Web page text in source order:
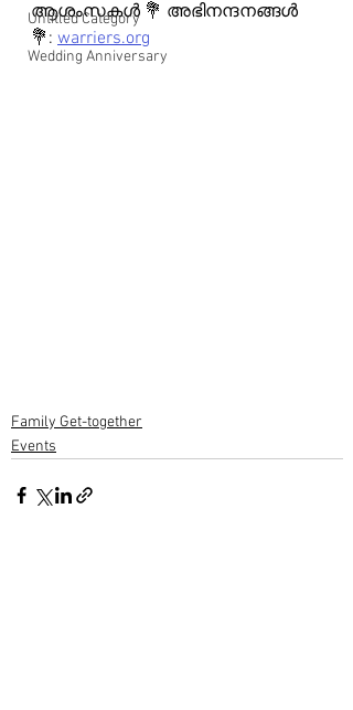
Untitled Category
Wedding Anniversary
ആശംസകൾ 💐 അഭിനന്ദനങ്ങൾ
💐: warriers.org
Family Get-together
Events